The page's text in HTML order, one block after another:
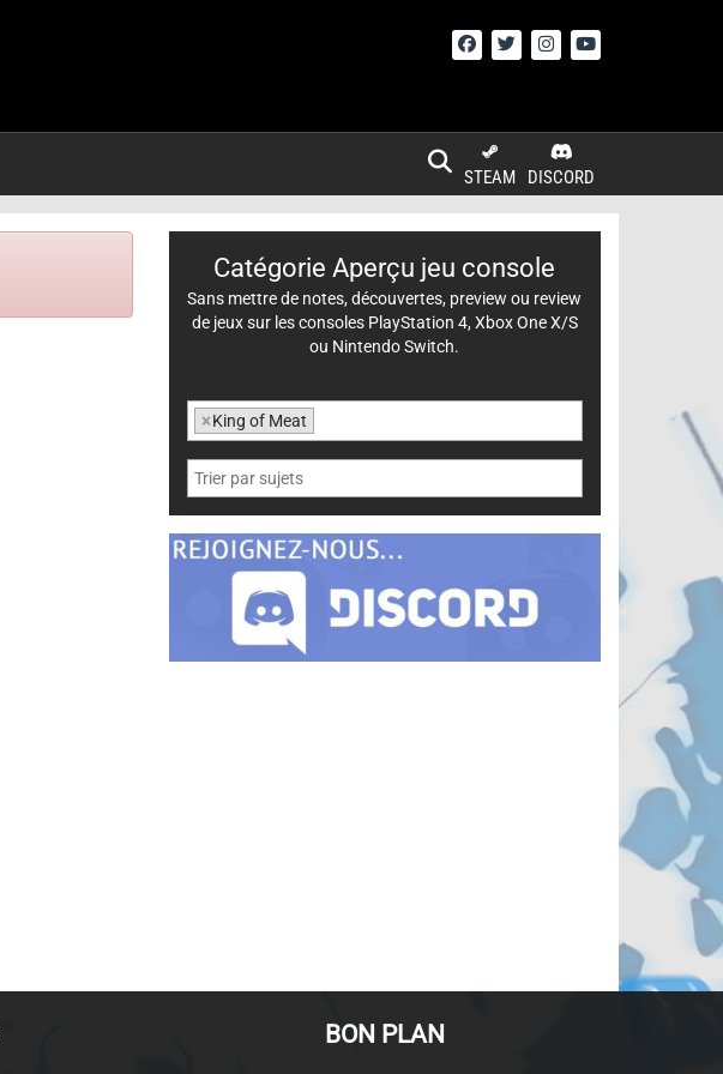
DISCORD
STEAM
Catégorie Aperçu jeu console
Sans mettre de notes, découvertes, preview ou review
de jeux sur les consoles PlayStation 4, Xbox One X/S
ou Nintendo Switch.
×King of Meat
BON PLAN